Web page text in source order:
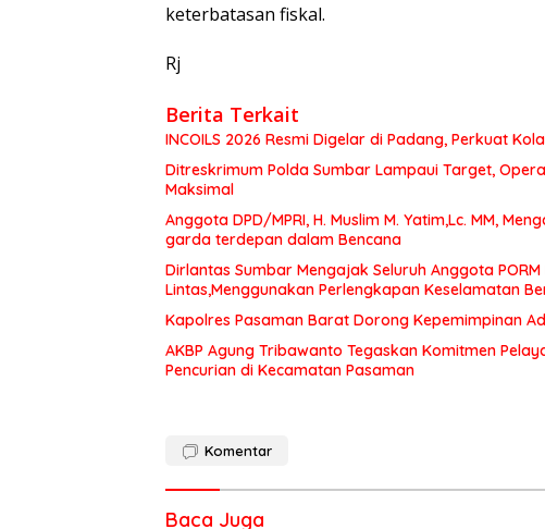
keterbatasan fiskal.
Rj
Berita Terkait
INCOILS 2026 Resmi Digelar di Padang, Perkuat
Ditreskrimum Polda Sumbar Lampaui Target,
Maksimal
Anggota DPD/MPRI, H. Muslim M. Yatim,Lc. MM,
garda terdepan dalam Bencana
Dirlantas Sumbar Mengajak Seluruh Anggota
Lintas,Menggunakan Perlengkapan Keselamatan
Kapolres Pasaman Barat Dorong Kepemimpinan
AKBP Agung Tribawanto Tegaskan Komitmen
Pencurian di Kecamatan Pasaman
Komentar
Baca Juga